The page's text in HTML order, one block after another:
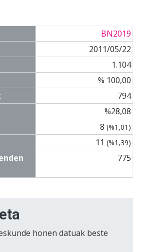
BN2019
2011/05/22
1.104
% 100,00
794
%28,08
8 (%1,01)
11 (%1,39)
775
honen datuak beste